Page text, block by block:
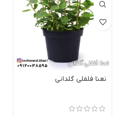
نعنا فلفلی گلدانی